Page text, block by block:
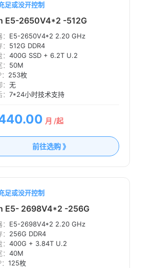
足或没开控制
E5-2650V4*2 -512G
E5-2650V4*2 2.20 GHz
512G DDR4
400G SSD + 6.2T U.2
50M
253枚
：无
7*24小时技术支持
月 /起
前往选购 》
足或没开控制
E5- 2698V4*2 -256G
E5-2698V4*2 2.20 GHz
256G DDR4
400G + 3.84T U.2
40M
：125枚